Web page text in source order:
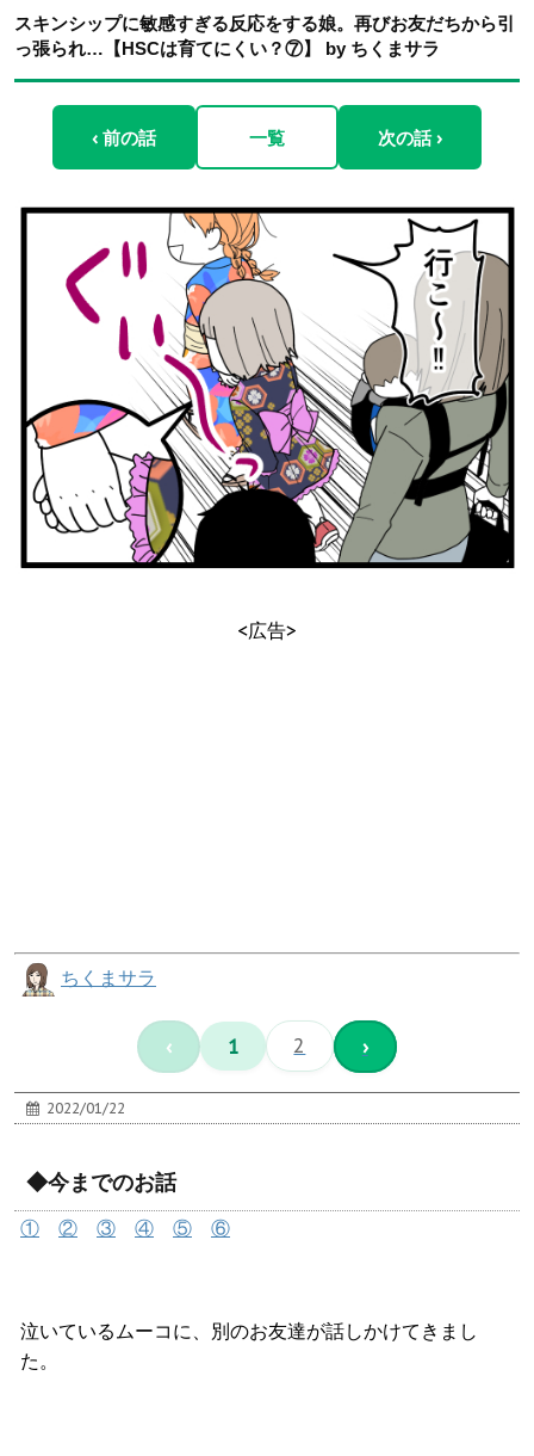
スキンシップに敏感すぎる反応をする娘。再びお友だちから引
っ張られ…【HSCは育てにくい？⑦】 by ちくまサラ
‹ 前の話 一覧 次の話 ›
<広告>
ちくまサラ
‹ 1 2 ›
2022/01/22
◆今までのお話
① ② ③ ④ ⑤ ⑥
泣いているムーコに、別のお友達が話しかけてきまし
た。